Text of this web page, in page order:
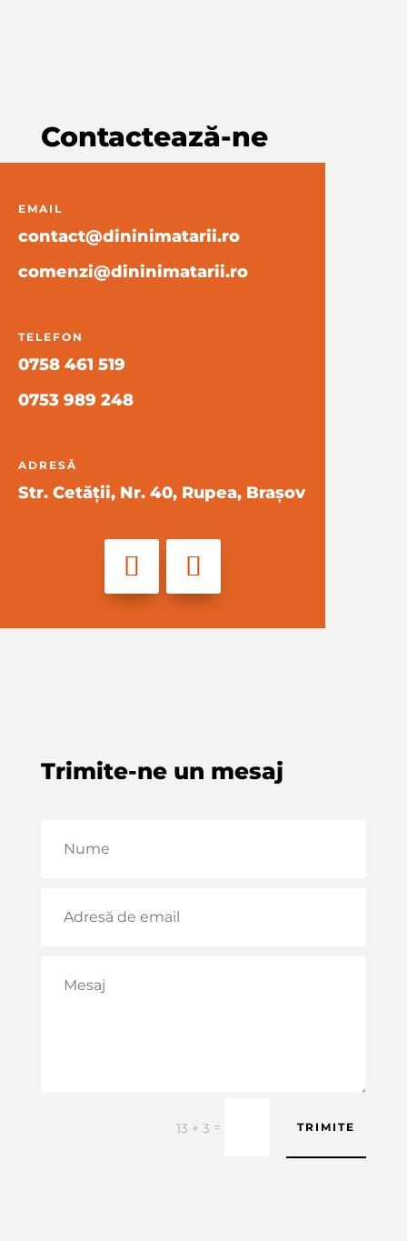
Contactează-ne
EMAIL
contact@dininimatarii.ro
comenzi@dininimatarii.ro
TELEFON
0758 461 519
0753 989 248
ADRESĂ
Str. Cetății, Nr. 40, Rupea, Brașov
Trimite-ne un mesaj
13 + 3 = TRIMITE